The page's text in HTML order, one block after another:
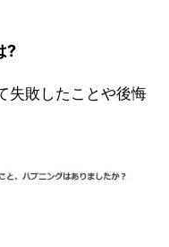
?
失敗したことや後悔